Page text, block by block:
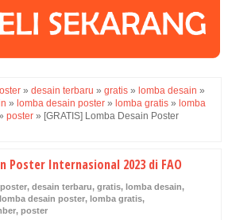
» desain terbaru » gratis » lomba desain »
» lomba desain poster » lomba gratis » lomba
poster » [GRATIS] Lomba Desain Poster
Poster Internasional 2023 di FAO
, desain terbaru, gratis, lomba desain,
lomba desain poster, lomba gratis,
, poster